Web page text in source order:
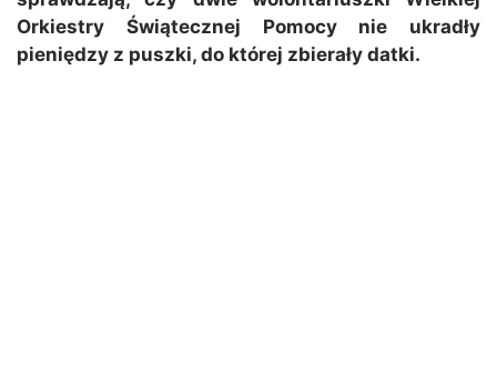
Orkiestry Świątecznej Pomocy nie ukradły
pieniędzy z puszki, do której zbierały datki.